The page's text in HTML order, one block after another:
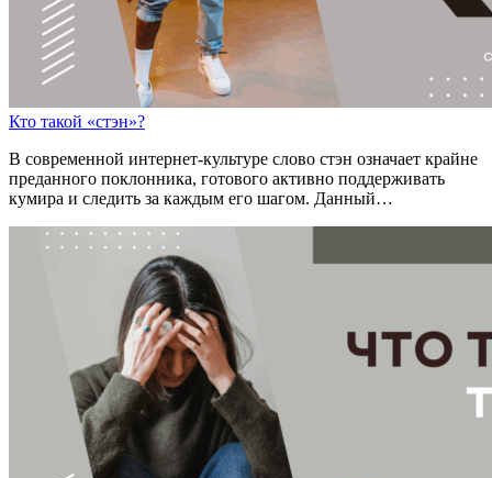
Кто такой «стэн»?
В современной интернет-культуре слово стэн означает крайне
преданного поклонника, готового активно поддерживать
кумира и следить за каждым его шагом. Данный…